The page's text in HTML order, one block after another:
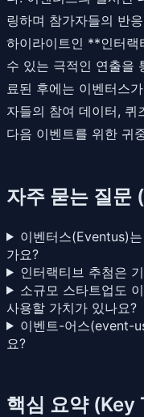
링하며 참가자들의 반
하이라이트인 **인터
수 있는 극적인 연출을
료된 후에는 이벤터스
자들의 참여 데이터, 퀴
다음 이벤트를 위한 귀
자주 묻는 질문
이벤터스(Eventus)
가요?
인터랙티브 추첨은
소규모 스타트업도
사용할 가치가 있나요?
이벤트-어스(event-
요?
핵심 요약